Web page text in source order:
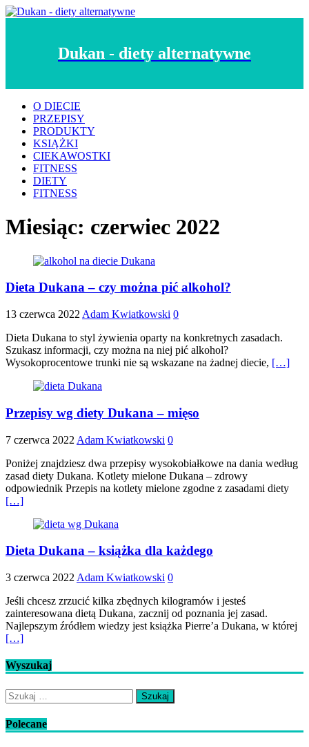
Dukan - diety alternatywne
O DIECIE
PRZEPISY
PRODUKTY
KSIĄŻKI
CIEKAWOSTKI
FITNESS
DIETY
FITNESS
Miesiąc: czerwiec 2022
Dieta Dukana – czy można pić alkohol?
13 czerwca 2022 Adam Kwiatkowski 0
Dieta Dukana to styl żywienia oparty na konkretnych zasadach.
Szukasz informacji, czy można na niej pić alkohol?
Wysokoprocentowe trunki nie są wskazane na żadnej diecie, […]
Przepisy wg diety Dukana – mięso
7 czerwca 2022 Adam Kwiatkowski 0
Poniżej znajdziesz dwa przepisy wysokobiałkowe na dania według
zasad diety Dukana. Kotlety mielone Dukana – zdrowy
odpowiednik Przepis na kotlety mielone zgodne z zasadami diety
[…]
Dieta Dukana – książka dla każdego
3 czerwca 2022 Adam Kwiatkowski 0
Jeśli chcesz zrzucić kilka zbędnych kilogramów i jesteś
zainteresowana dietą Dukana, zacznij od poznania jej zasad.
Najlepszym źródłem wiedzy jest książka Pierre’a Dukana, w której
[…]
Wyszukaj
Szukaj:
Polecane